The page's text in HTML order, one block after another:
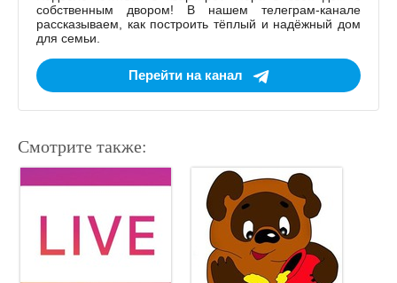
собственным двором! В нашем телеграм-канале
рассказываем, как построить тёплый и надёжный дом
для семьи.
Перейти на канал
Смотрите также: